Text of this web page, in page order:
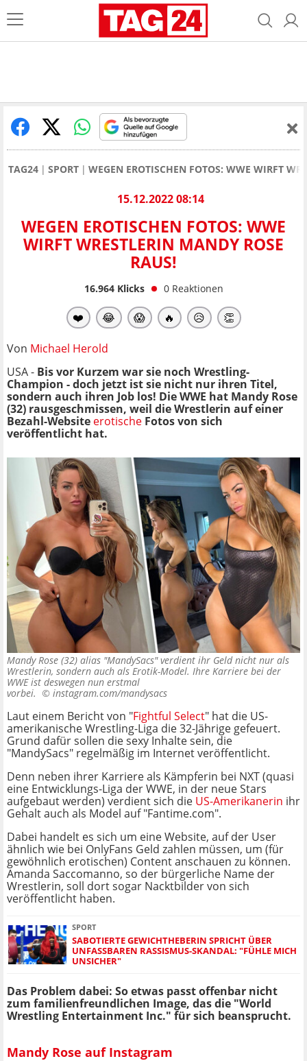
TAG24 SPORT WEGEN EROTISCHEN FOTOS: WWE WIRFT
15.12.2022 08:14
WEGEN EROTISCHEN FOTOS: WWE
WIRFT WRESTLERIN MANDY ROSE
RAUS!
16.964Klicks 0 Reaktionen
❤️ 😂 😱 🔥 😥 👏
Von Michael Herold
USA - Bis vor Kurzem war sie noch Wrestling-
Champion - doch jetzt ist sie nicht nur ihren Titel,
sondern auch ihren Job los! Die WWE hat Mandy Rose
(32) rausgeschmissen, weil die Wrestlerin auf einer
Bezahl-Website erotische Fotos von sich
veröffentlicht hat.
Mandy Rose (32) alias "MandySacs" verdient ihr Geld nicht nur als
Wrestlerin, sondern auch als Erotik-Model. Ihre Karriere bei der
WWE ist deswegen nun erstmal
vorbei. © instagram.com/mandysacs
Laut einem Bericht von "Fightful Select" hat die US-
amerikanische Wrestling-Liga die 32-Jährige gefeuert.
Grund dafür sollen die sexy Inhalte sein, die
"MandySacs" regelmäßig im Internet veröffentlicht.
Denn neben ihrer Karriere als Kämpferin bei NXT (quasi
eine Entwicklungs-Liga der WWE, in der neue Stars
aufgebaut werden) verdient sich die US-Amerikanerin ihr
Gehalt auch als Model auf "Fantime.com".
Dabei handelt es sich um eine Website, auf der User
ähnlich wie bei OnlyFans Geld zahlen müssen, um (für
gewöhnlich erotischen) Content anschauen zu können.
Amanda Saccomanno, so der bürgerliche Name der
Wrestlerin, soll dort sogar Nacktbilder von sich
veröffentlicht haben.
SPORT
SABOTIERTE GEWICHTHEBERIN SPRICHT ÜBER
UNFASSBAREN RASSISMUS-SKANDAL: "FÜHLE MICH
UNSICHER"
Das Problem dabei: So etwas passt offenbar nicht
zum familienfreundlichen Image, das die "World
Wrestling Entertainment Inc." für sich beansprucht.
Mandy Rose auf Instagram